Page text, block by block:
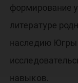
формирование
литературе
наследию Югры
навыков.